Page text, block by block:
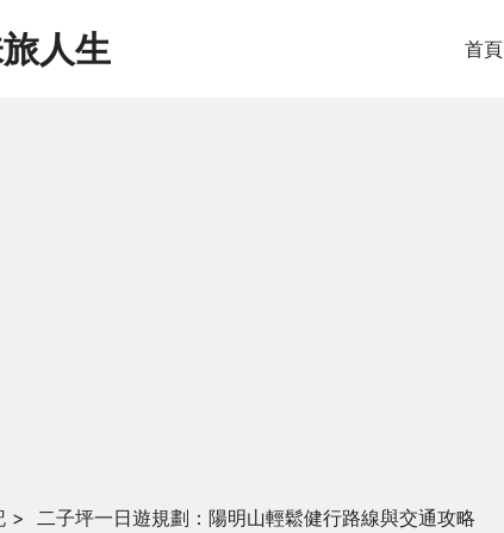
人生 首頁
> 二子坪一日遊規劃：陽明山輕鬆健行路線與交通攻略